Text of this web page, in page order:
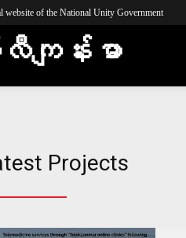
website of the National Unity Government
ျန်းမာ
Projects